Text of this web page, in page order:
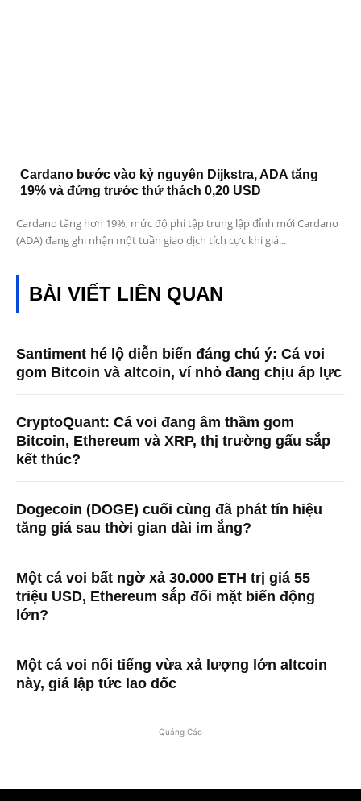
Cardano bước vào kỷ nguyên Dijkstra, ADA tăng
19% và đứng trước thử thách 0,20 USD
Cardano tăng hơn 19%, mức độ phi tập trung lập đỉnh mới Cardano
(ADA) đang ghi nhận một tuần giao dịch tích cực khi giá...
BÀI VIẾT LIÊN QUAN
Santiment hé lộ diễn biến đáng chú ý: Cá voi
gom Bitcoin và altcoin, ví nhỏ đang chịu áp lực
CryptoQuant: Cá voi đang âm thầm gom
Bitcoin, Ethereum và XRP, thị trường gấu sắp
kết thúc?
Dogecoin (DOGE) cuối cùng đã phát tín hiệu
tăng giá sau thời gian dài im ắng?
Một cá voi bất ngờ xả 30.000 ETH trị giá 55
triệu USD, Ethereum sắp đối mặt biến động
lớn?
Một cá voi nổi tiếng vừa xả lượng lớn altcoin
này, giá lập tức lao dốc
Quảng Cáo